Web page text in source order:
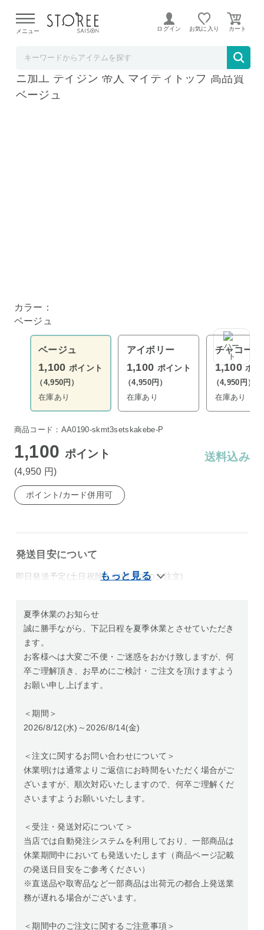
よる配送遅延が発生しております。
メニュー ログイン お気に入り
掛け布団 日本製 シングル 単品 抗菌防臭防ダ
ニ加工 テイジン 帝人 マイティトップ 高品質
ベージュ
カラー：
ベージュ
ベージュ
1,100 ポイント
（4,950円）
在庫あり
アイボリー
1,100 ポイント
（4,950円）
在庫あり
チャコー
1,100 ポ
（4,950円）
在庫あり
商品コード：AA0190-skmt3setskakebe-P
1,100 ポイント
(4,950 円)
送料込み
ポイント/カード併用可
発送目安について
即日発送予定(土日祝除く14時までのご注文)
夏季休業のお知らせ
誠に勝手ながら、下記日程を夏季休業とさせていただき
ます。
お客様へは大変ご不便・ご迷惑をおかけ致しますが、何
卒ご理解頂き、お早めにご検討・ご注文を頂けますよう
お願い申し上げます。
＜期間＞
2026/8/12(水)～2026/8/14(金)
＜注文に関するお問い合わせについて＞
休業明けは通常よりご返信にお時間をいただく場合がご
ざいますが、順次対応いたしますので、何卒ご理解くだ
さいますようお願いいたします。
＜受注・発送対応について＞
当店では自動発注システムを利用しており、一部商品は
休業期間中においても発送いたします（商品ページ記載
の発送日目安をご参考ください）
※直送品や取寄品など一部商品は出荷元の都合上発送業
務が遅れる場合がございます。
＜期間中のご注文に関するご注意事項＞